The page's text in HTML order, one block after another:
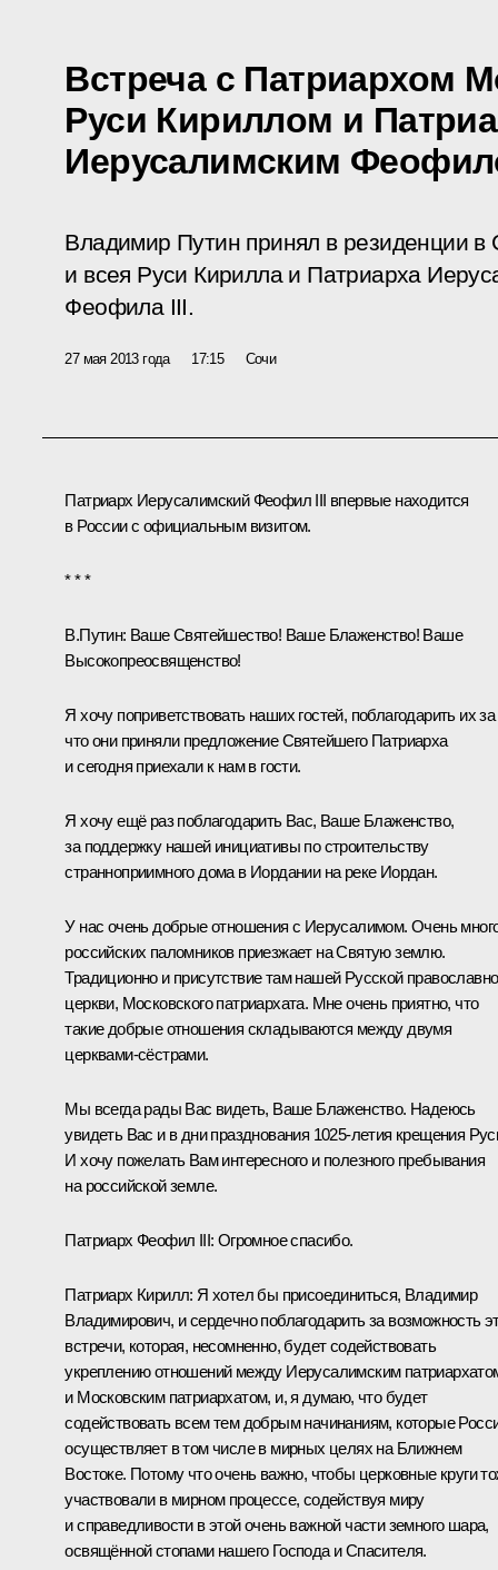
Встреча с Патриархом
Руси Кириллом и
Иерусалимским
Владимир Путин принял в резиденции в
и всея Руси Кирилла и Патриарха
Феофила III.
27 мая 2013 года 17:15 Сочи
Патриарх Иерусалимский Феофил III впервые находится
в России с официальным визитом.
* * *
В.Путин: Ваше Святейшество! Ваше Блаженство! Ваше
Высокопреосвященство!
Я хочу поприветствовать наших гостей, поблагодарить их за
что они приняли предложение Святейшего Патриарха
и сегодня приехали к нам в гости.
Я хочу ещё раз поблагодарить Вас, Ваше Блаженство,
за поддержку нашей инициативы по строительству
странноприимного дома в Иордании на реке Иордан.
У нас очень добрые отношения с Иерусалимом. Очень
российских паломников приезжает на Святую землю.
Традиционно и присутствие там нашей Русской
церкви, Московского патриархата. Мне очень приятно, что
такие добрые отношения складываются между двумя
церквами-сёстрами.
Мы всегда рады Вас видеть, Ваше Блаженство. Надеюсь
увидеть Вас и в дни празднования 1025-летия крещения
И хочу пожелать Вам интересного и полезного пребывания
на российской земле.
Патриарх Феофил III: Огромное спасибо.
Патриарх Кирилл: Я хотел бы присоединиться, Владимир
Владимирович, и сердечно поблагодарить за возможность
встречи, которая, несомненно, будет содействовать
укреплению отношений между Иерусалимским
и Московским патриархатом, и, я думаю, что будет
содействовать всем тем добрым начинаниям, которые
осуществляет в том числе в мирных целях на Ближнем
Востоке. Потому что очень важно, чтобы церковные круги
участвовали в мирном процессе, содействуя миру
и справедливости в этой очень важной части земного шара,
освящённой стопами нашего Господа и Спасителя.